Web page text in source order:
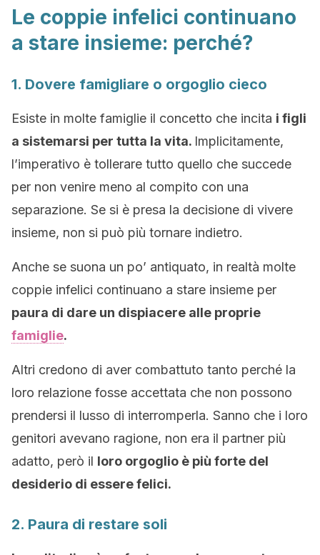
Le coppie infelici continuano
a stare insieme: perché?
1. Dovere famigliare o orgoglio cieco
Esiste in molte famiglie il concetto che incita i figli
a sistemarsi per tutta la vita. Implicitamente,
l’imperativo è tollerare tutto quello che succede
per non venire meno al compito con una
separazione. Se si è presa la decisione di vivere
insieme, non si può più tornare indietro.
Anche se suona un po’ antiquato, in realtà molte
coppie infelici continuano a stare insieme per
paura di dare un dispiacere alle proprie
famiglie.
Altri credono di aver combattuto tanto perché la
loro relazione fosse accettata che non possono
prendersi il lusso di interromperla. Sanno che i loro
genitori avevano ragione, non era il partner più
adatto, però il loro orgoglio è più forte del
desiderio di essere felici.
2. Paura di restare soli